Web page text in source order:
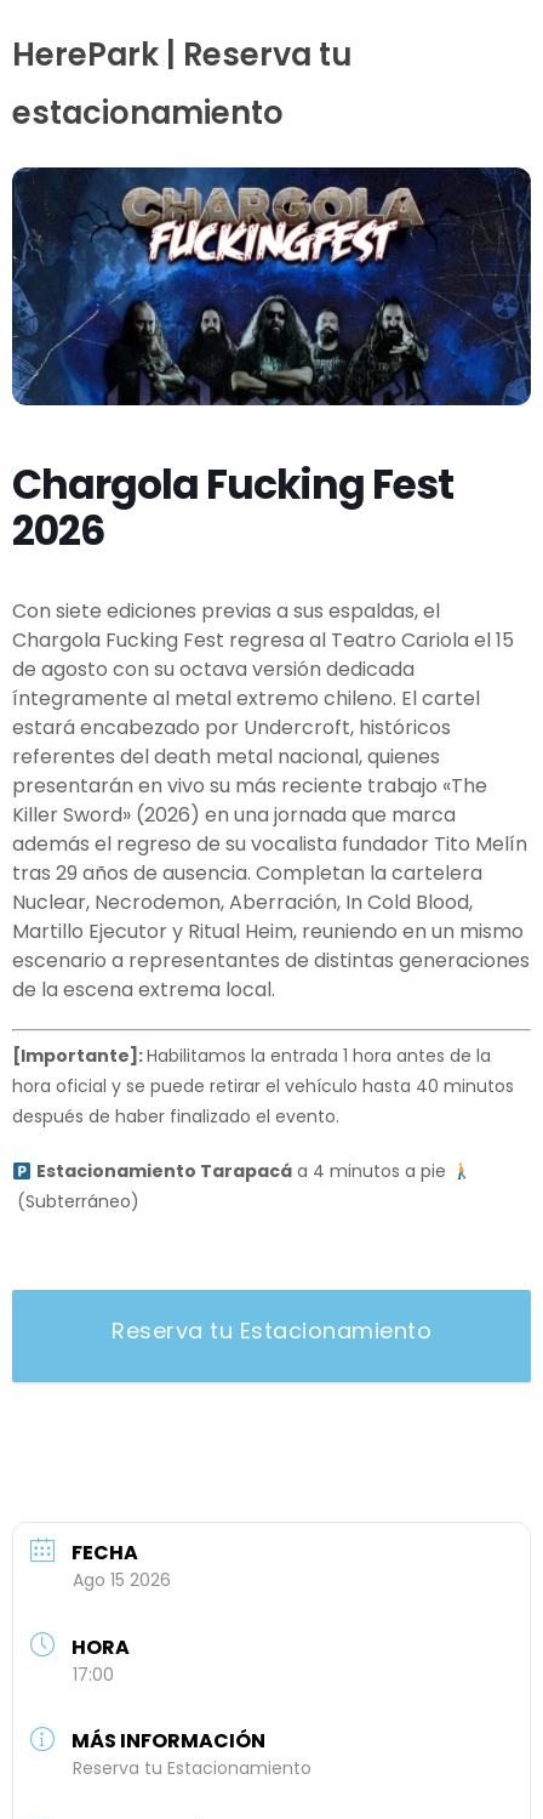
HerePark | Reserva tu
estacionamiento
Chargola Fucking Fest
2026
Con siete ediciones previas a sus espaldas, el
Chargola Fucking Fest regresa al Teatro Cariola el 15
de agosto con su octava versión dedicada
íntegramente al metal extremo chileno. El cartel
estará encabezado por Undercroft, históricos
referentes del death metal nacional, quienes
presentarán en vivo su más reciente trabajo «The
Killer Sword» (2026) en una jornada que marca
además el regreso de su vocalista fundador Tito Melín
tras 29 años de ausencia. Completan la cartelera
Nuclear, Necrodemon, Aberración, In Cold Blood,
Martillo Ejecutor y Ritual Heim, reuniendo en un mismo
escenario a representantes de distintas generaciones
de la escena extrema local.
[Importante]:Habilitamos la entrada 1 hora antes de la
hora oficial y se puede retirar el vehículo hasta 40 minutos
después de haber finalizado el evento.
Estacionamiento Tarapacáa 4 minutos a pie
(Subterráneo)
Reserva tu Estacionamiento
FECHA
Ago 15 2026
HORA
17:00
MÁS INFORMACIÓN
Reserva tu Estacionamiento